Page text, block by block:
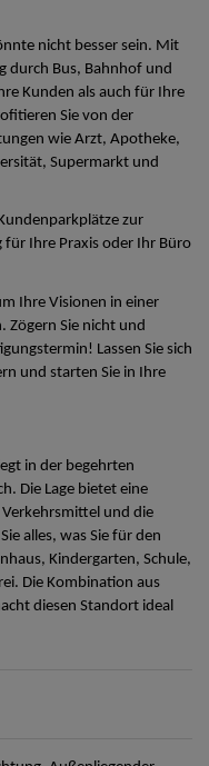
nicht besser sein. Mit
durch Bus, Bahnhof und
Kunden als auch für Ihre
Sie von der
wie Arzt, Apotheke,
Supermarkt und
zur
für Ihre Praxis oder Ihr Büro
Ihre Visionen in einer
Zögern Sie nicht und
Lassen Sie sich
und starten Sie in Ihre
in der begehrten
Die Lage bietet eine
und die
alles, was Sie für den
Kindergarten, Schule,
Die Kombination aus
diesen Standort ideal